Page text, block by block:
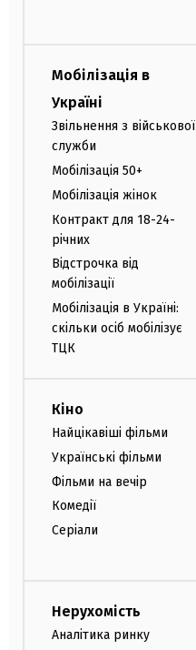
Мобілізація в
Україні
Звільнення з військової
служби
Мобілізація 50+
Мобілізація жінок
Контракт для 18-24-
річних
Відстрочка від
мобілізації
Мобілізація в Україні:
скільки осіб мобілізує
ТЦК
Кіно
Найцікавіші фільми
Українські фільми
Фільми на вечір
Комедії
Серіали
Нерухомість
Аналітика ринку